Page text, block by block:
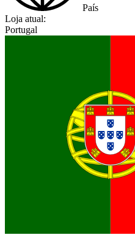
País
Loja atual:
Portugal